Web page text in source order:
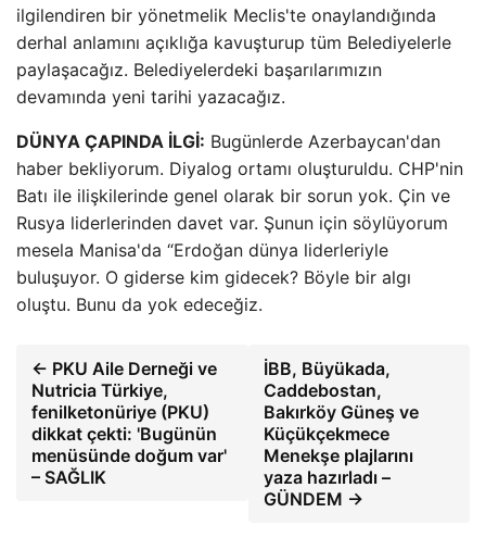
ilgilendiren bir yönetmelik Meclis'te onaylandığında
derhal anlamını açıklığa kavuşturup tüm Belediyelerle
paylaşacağız. Belediyelerdeki başarılarımızın
devamında yeni tarihi yazacağız.
DÜNYA ÇAPINDA İLGİ: Bugünlerde Azerbaycan'dan
haber bekliyorum. Diyalog ortamı oluşturuldu. CHP'nin
Batı ile ilişkilerinde genel olarak bir sorun yok. Çin ve
Rusya liderlerinden davet var. Şunun için söylüyorum
mesela Manisa'da “Erdoğan dünya liderleriyle
buluşuyor. O giderse kim gidecek? Böyle bir algı
oluştu. Bunu da yok edeceğiz.
← PKU Aile Derneği ve
Nutricia Türkiye,
fenilketonüriye (PKU)
dikkat çekti: 'Bugünün
menüsünde doğum var'
– SAĞLIK
İBB, Büyükada,
Caddebostan,
Bakırköy Güneş ve
Küçükçekmece
Menekşe plajlarını
yaza hazırladı –
GÜNDEM →